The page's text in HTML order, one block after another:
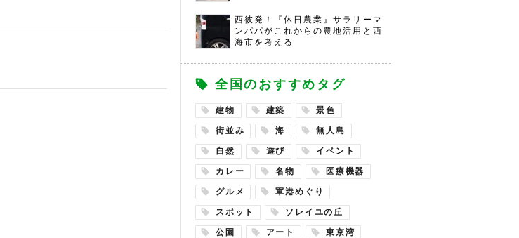
西彼発！『休日農業』サラリーマ
ンパパがこれからの農地活用と西
海市を考える
全国のおすすめタグ
建物 建築 景色
街並み 海 無人島
自然 遊び イベント
カレー 名物 医療機器
グルメ 軍港めぐり
スポット ソレイユの丘
公園 アート 東京湾